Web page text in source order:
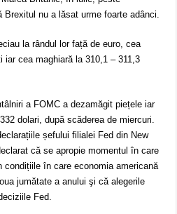
Brexitul nu a lăsat urme foarte adânci.
la rândul lor față de euro, cea
iar cea maghiară la 310,1 – 311,3
a FOMC a dezamăgit piețele iar
dolari, după scăderea de miercuri.
șefului filialei Fed din New
că se apropie momentul în care
condițiile în care economia americană
jumătate a anului şi că alegerile
Fed.